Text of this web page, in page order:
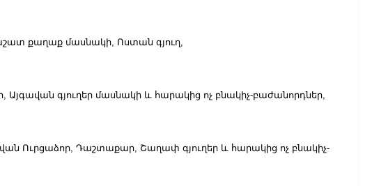
քաղաք մասնակի, Ոստան գյուղ,
Այգավան գյուղեր մասնակի և հարակից ոչ բնակիչ-բաժանորդներ,
Ուրցաձոր, Դաշտաքար, Շաղափ գյուղեր և հարակից ոչ բնակիչ-